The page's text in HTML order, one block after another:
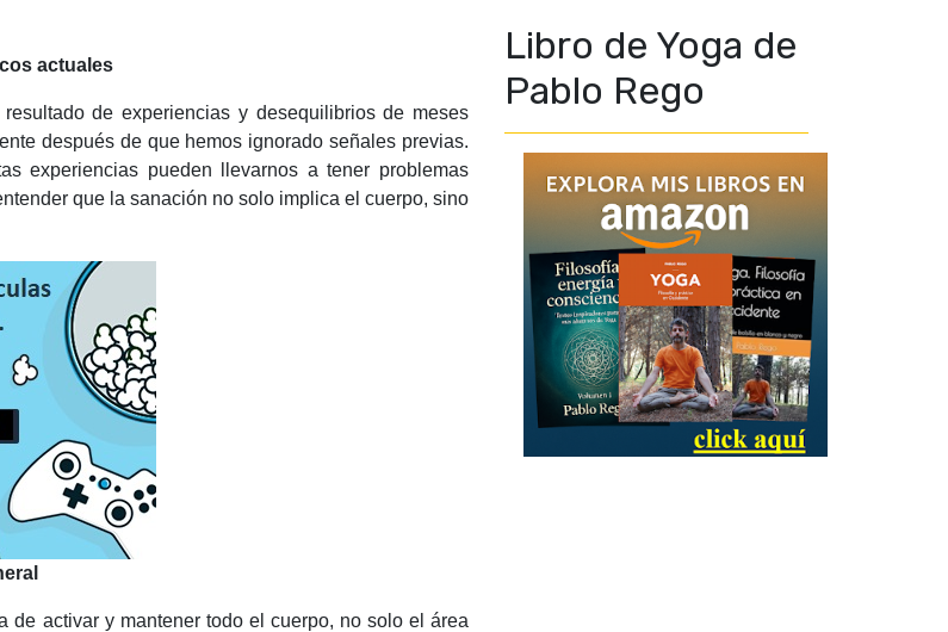
actuales
de experiencias y desequilibrios de meses
después de que hemos ignorado señales previas.
experiencias pueden llevarnos a tener problemas
que la sanación no solo implica el cuerpo, sino
de activar y mantener todo el cuerpo, no solo el área
Libro de Yoga de
Pablo Rego